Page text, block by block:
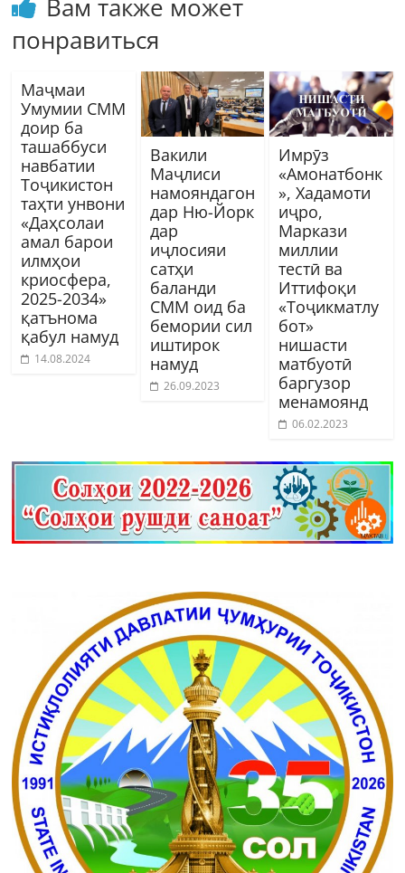
Вам также может
понравиться
Маҷмаи
Умумии СММ
доир ба
ташаббуси
навбатии
Тоҷикистон
таҳти унвони
«Даҳсолаи
амал барои
илмҳои
криосфера,
2025-2034»
қатънома
қабул намуд
14.08.2024
Вакили
Маҷлиси
намояндагон
дар Ню-Йорк
дар
иҷлосияи
сатҳи
баланди
СММ оид ба
бемории сил
иштирок
намуд
26.09.2023
Имрӯз
«Амонатбонк
», Хадамоти
иҷро,
Маркази
миллии
тестӣ ва
Иттифоқи
«Тоҷикматлу
бот»
нишасти
матбуотӣ
баргузор
менамоянд
06.02.2023